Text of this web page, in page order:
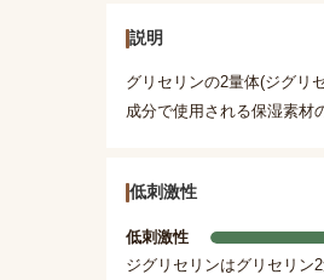
説明
グリセリンの2量体(ジグリ
成分で使用される保湿素材
低刺激性
低刺激性
ジグリセリンはグリセリン